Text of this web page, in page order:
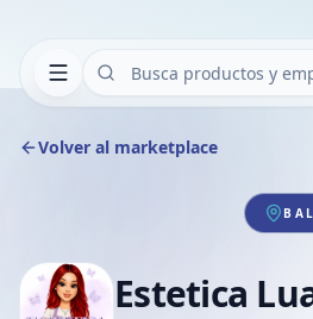
Volver al marketplace
Estetica